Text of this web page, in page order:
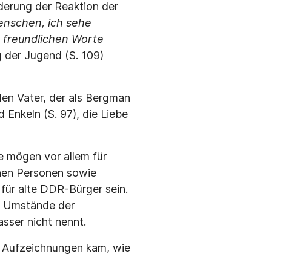
der Reaktion der
ich sehe
freundlichen Worte
Jugend (S. 109)
Vater, der als Bergman
Enkeln (S. 97), die Liebe
mögen vor allem für
Personen sowie
alte DDR-Bürger sein.
Umstände der
nicht nennt.
kam, wie